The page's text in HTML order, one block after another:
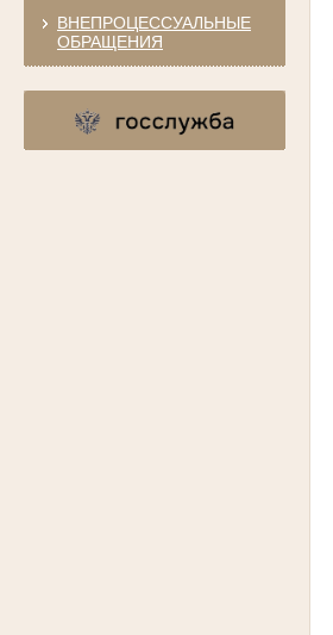
ВНЕПРОЦЕССУАЛЬНЫЕ
ОБРАЩЕНИЯ